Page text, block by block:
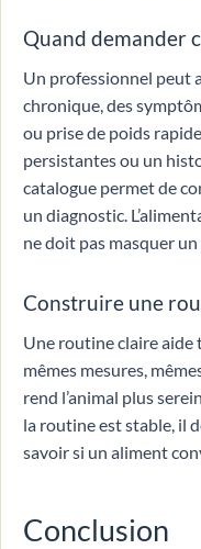
Quand demander
Un professionnel peut
chronique, des
ou prise de poids
persistantes ou un
catalogue permet de
un diagnostic.
ne doit pas masquer
Construire une
Une routine claire aide
mêmes mesures,
rend l’animal plus
la routine est stable, il
savoir si un aliment
Conclusion